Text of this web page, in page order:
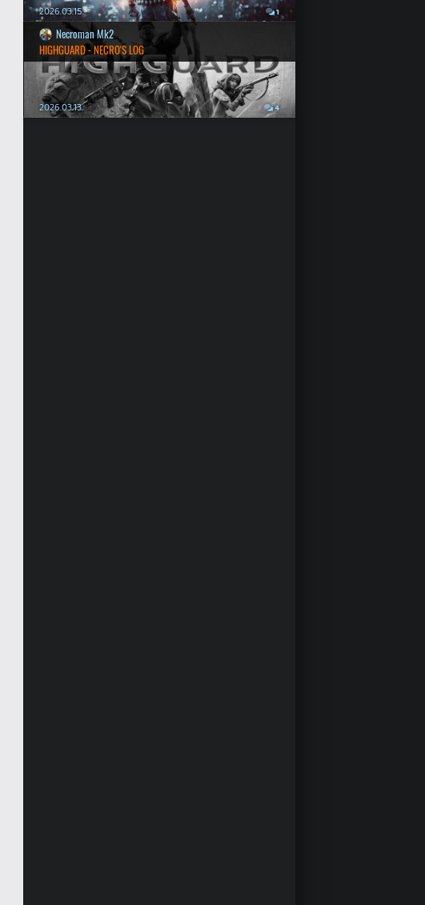
2026.03.15. 1
Necroman Mk2
HIGHGUARD - NECRO'S LOG
2026.03.13. 4